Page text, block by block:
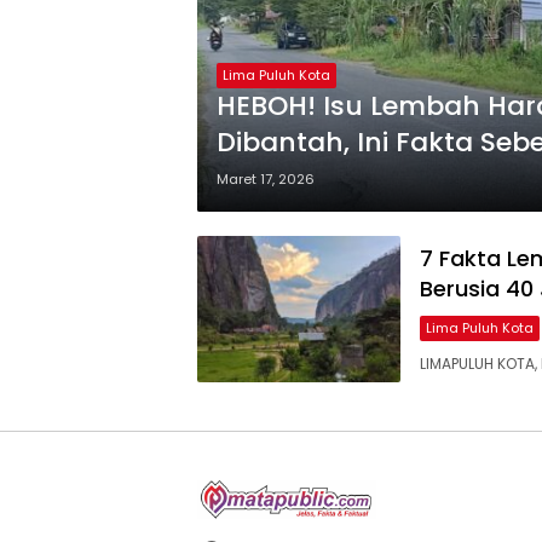
Lima Puluh Kota
HEBOH! Isu Lembah
Dibantah, Ini Fakta
Maret 17, 2026
7 Fakta
Berusia
Lima Puluh Kota
LIMAPULUH